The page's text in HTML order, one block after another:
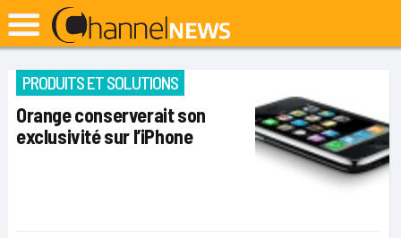
PRODUITS ET SOLUTIONS
Orange conserverait son
exclusivité sur l’iPhone